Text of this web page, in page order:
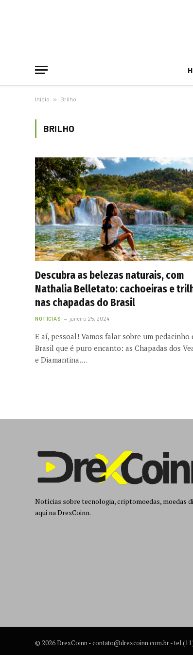
Início » Brilho
BRILHO
Descubra as belezas naturais, com
Nathalia Belletato: cachoeiras e
nas chapadas do Brasil
NOTÍCIAS janeiro 25, 2024
E aí, pessoal! Vamos falar sobre um pedacinho
Brasil que é puro encanto: as Chapadas dos
e Diamantina.…
Notícias sobre tecnologia, criptomoedas, moedas
aqui na DrexCoinn.
© 2026 DrexCoinn -contato@drexcoinn.com.br-